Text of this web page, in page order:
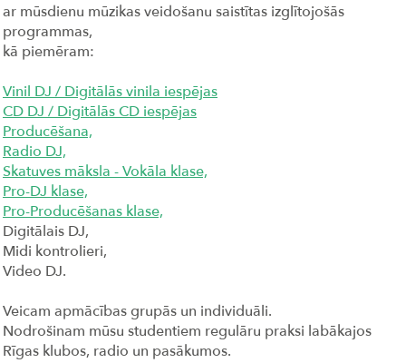
ar mūsdienu mūzikas veidošanu saistītas izglītojošās
programmas,
kā piemēram:
Vinil DJ / Digitālās vinila iespējas
CD DJ / Digitālās CD iespējas
Producēšana,
Radio DJ,
Skatuves māksla - Vokāla klase,
Pro-DJ klase,
Pro-Producēšanas klase,
Digitālais DJ,
Midi kontrolieri,
Video DJ.
Veicam apmācības grupās un individuāli.
Nodrošinam mūsu studentiem regulāru praksi labākajos
Rīgas klubos, radio un pasākumos.